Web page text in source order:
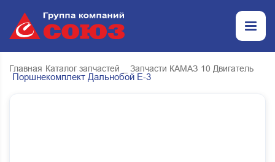
Главная Каталог запчастей _ Запчасти КАМАЗ 10 Двигатель
Поршнекомплект Дальнобой Е-3